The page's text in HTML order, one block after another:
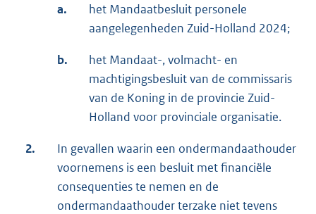
a.
het Mandaatbesluit personele
aangelegenheden Zuid-Holland 2024;
b.
het Mandaat-, volmacht- en
machtigingsbesluit van de commissaris
van de Koning in de provincie Zuid-
Holland voor provinciale organisatie.
2.
In gevallen waarin een ondermandaathouder
voornemens is een besluit met financiële
consequenties te nemen en de
ondermandaathouder terzake niet tevens